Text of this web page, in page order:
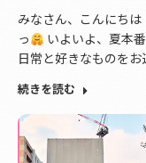
みなさん、こんにち
っ
いよいよ、夏本番
日常と好きなものを
続きを読む